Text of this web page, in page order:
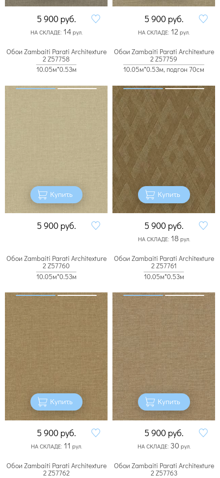
5 900 руб.
НА СКЛАДЕ: 14рул.
5 900 руб.
НА СКЛАДЕ: 12 рул.
Обои Zambaiti Parati Architexture
2 Z57758
10.05м*0.53м
Купить
5 900 руб.
Обои Zambaiti Parati Architexture
2 Z57759
10.05м*0.53м, подгон 70см
Купить
5 900 руб.
НА СКЛАДЕ: 18 рул.
Обои Zambaiti Parati Architexture
2 Z57760
10.05м*0.53м
Купить
5 900 руб.
НА СКЛАДЕ: 11 рул.
Обои Zambaiti Parati Architexture
2 Z57761
10.05м*0.53м
Купить
5 900 руб.
НА СКЛАДЕ: 30рул.
Обои Zambaiti Parati Architexture
2 Z57762
Обои Zambaiti Parati Architexture
2 Z57763